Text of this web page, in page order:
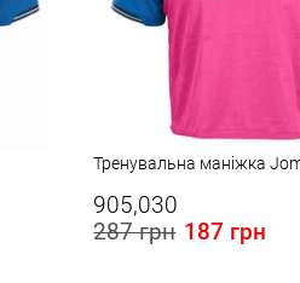
Тренувальна маніжка
905,030
287 грн 187 грн